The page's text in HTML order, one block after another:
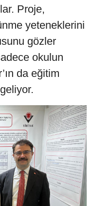
Proje,
yeteneklerini
gözler
okulun
da eğitim